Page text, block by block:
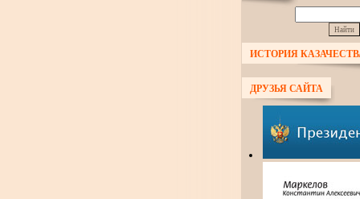
ИСТОРИЯ
ДРУЗЬЯ САЙТА